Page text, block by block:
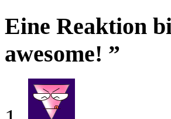
Eine Reaktion
awesome! ”